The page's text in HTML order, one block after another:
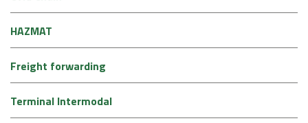
HAZMAT
Freight forwarding
Terminal Intermodal